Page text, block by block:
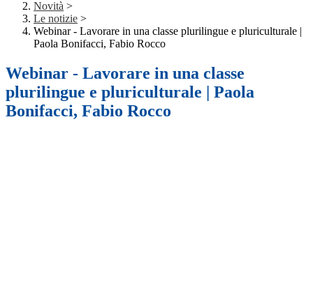
Novità >
Le notizie >
Webinar - Lavorare in una classe plurilingue e pluriculturale |
Paola Bonifacci, Fabio Rocco
Webinar - Lavorare in una classe
plurilingue e pluriculturale | Paola
Bonifacci, Fabio Rocco